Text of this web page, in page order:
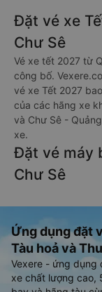
Đặt vé xe
Chư Sê
Vé xe tết 2027 từ
công bố.
vé xe Tết 2027
của các hãng xe
và Chư Sê -
xe.
Đặt vé máy
Chư Sê
Ứng dụng đặt
Tàu hoả và
Vexere - ứng dụng
xe chất lượng cao,